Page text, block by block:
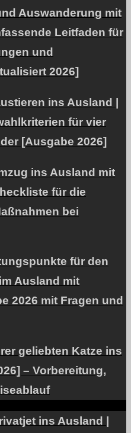
Auswanderung mit
Leitfaden für
und
2026]
ins Ausland |
für vier
[Ausgabe 2026]
ins Ausland mit
für die
bei
für den
Ausland mit
2026 mit Fragen und
geliebten Katze ins
– Vorbereitung,
ins Ausland |
Reisen ins Ausland.
sind.
Haustier.
Transport